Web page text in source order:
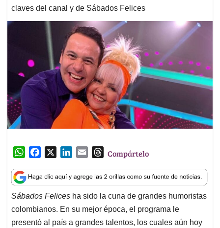
claves del canal y de Sábados Felices
W
a
t
s
A
p
c
e
b
o
o
n
k
e
d
I
a
i
l
T
r
e
a
d
s
Compártelo
Sábados Felices ha sido la cuna de grandes humoristas
colombianos. En su mejor época, el programa le
presentó al país a grandes talentos, los cuales aún hoy